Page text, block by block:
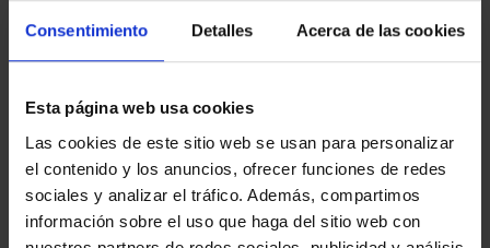
Consentimiento Detalles Acerca de las cookies
Esta página web usa cookies
Las cookies de este sitio web se usan para personalizar
el contenido y los anuncios, ofrecer funciones de redes
sociales y analizar el tráfico. Además, compartimos
información sobre el uso que haga del sitio web con
6 Productos encontrados